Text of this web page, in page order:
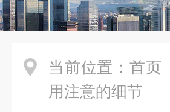
当前位置： 首页
用注意的细节